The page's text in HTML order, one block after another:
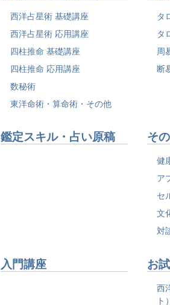
西洋占星術 基礎講座
西洋占星術 応用講座
四柱推命 基礎講座
四柱推命 応用講座
数秘術
東洋命術・算命術・その他
タ
タ
周
断
鑑定スキル・占い原稿 そ
健
ア
セ
文
対
入門講座 お
西
ト）